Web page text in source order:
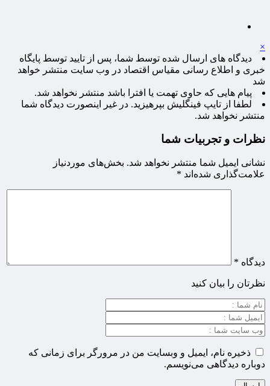
×
دیدگاه های ارسال شده توسط شما، پس از تایید توسط پایگاه
خبری و اطلاع رسانی مقیاس اقتصاد در وب سایت منتشر خواهد
شد
پیام هایی که حاوی تهمت یا افترا باشد منتشر نخواهد شد.
لطفا از تایپ فینگلیش بپرهیزید. در غیر اینصورت دیدگاه شما
منتشر نخواهد شد.
نظرات و تجربیات شما
نشانی ایمیل شما منتشر نخواهد شد. بخش‌های موردنیاز
علامت‌گذاری شده‌اند *
دیدگاه *
نظرتان را بیان کنید
ذخیره نام، ایمیل و وبسایت من در مرورگر برای زمانی که
دوباره دیدگاهی می‌نویسم.